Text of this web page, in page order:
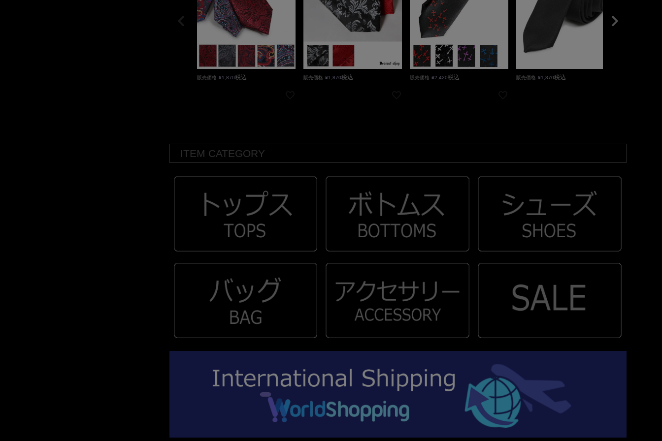
販売価格 ¥1,870税込 販売価格 ¥1,870税込 販売価格 ¥2,420税込 販売価格 ¥1,870税込
ITEM CATEGORY